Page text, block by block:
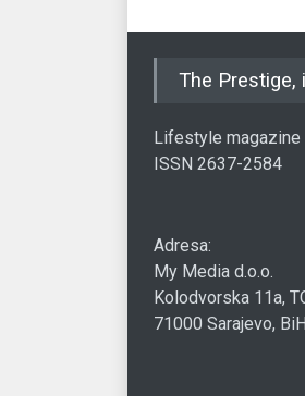
The Prestige,
Lifestyle magazine
ISSN 2637-2584
Adresa:
My Media d.o.o.
Kolodvorska 11a,
71000 Sarajevo, BiH